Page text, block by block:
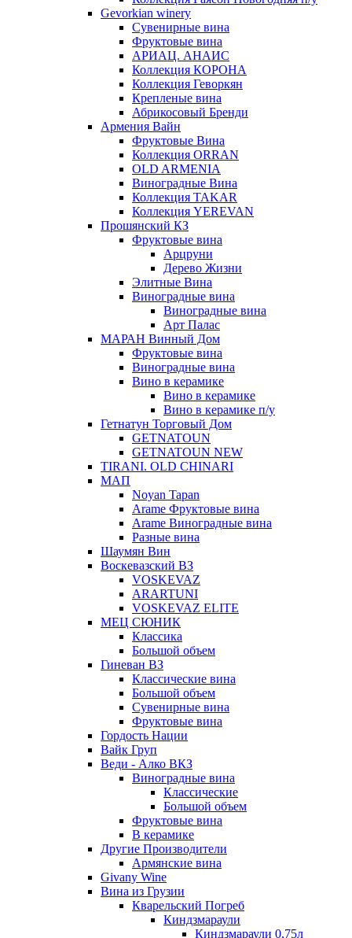
Gevorkian winery
Сувенирные вина
Фруктовые вина
АРИАЦ. АНАИС
Коллекция КОРОНА
Коллекция Геворкян
Крепленые вина
Абрикосовый Бренди
Армения Вайн
Фруктовые Вина
Коллекция ORRAN
OLD ARMENIA
Виноградные Вина
Коллекция TAKAR
Коллекция YEREVAN
Прошянский КЗ
Фруктовые вина
Арцруни
Дерево Жизни
Элитные Вина
Виноградные вина
Виноградные вина
Арт Палас
МАРАН Винный Дом
Фруктовые вина
Виноградные вина
Вино в керамике
Вино в керамике
Вино в керамике п/у
Гетнатун Торговый Дом
GETNATOUN
GETNATOUN NEW
TIRANI. OLD CHINARI
МАП
Noyan Tapan
Arame Фруктовые вина
Arame Виноградные вина
Разные вина
Шаумян Вин
Воскевазский ВЗ
VOSKEVAZ
ARARTUNI
VOSKEVAZ ELITE
МЕЦ СЮНИК
Классика
Большой объем
Гиневан ВЗ
Классические вина
Большой объем
Сувенирные вина
Фруктовые вина
Гордость Нации
Вайк Груп
Веди - Алко ВКЗ
Виноградные вина
Классические
Большой объем
Фруктовые вина
В керамике
Другие Производители
Армянские вина
Givany Wine
Вина из Грузии
Кварельский Погреб
Киндзмараули
Киндзмараули 0,75л